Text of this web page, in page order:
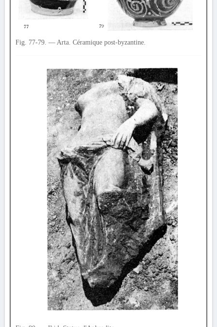
Fig. 77-79. — Arta. Céramique post-byzantine.